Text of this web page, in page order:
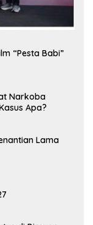
“Pesta Babi”
Narkoba
Apa?
Lama